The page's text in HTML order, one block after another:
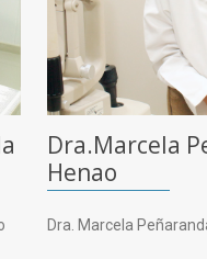
Dra.Marcela
Henao
Dra. Marcela